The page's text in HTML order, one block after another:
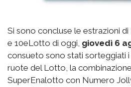
Si sono concluse le estrazioni
e 10eLotto di oggi, giovedì 6
consueto sono stati sorteggiati i
ruote del Lotto, la
SuperEnalotto con Numero